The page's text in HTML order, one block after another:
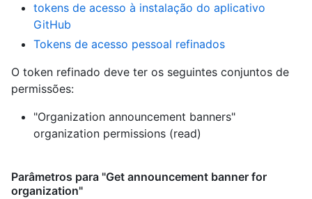
tokens de acesso à instalação do aplicativo
GitHub
Tokens de acesso pessoal refinados
O token refinado deve ter os seguintes conjuntos de
permissões:
"Organization announcement banners"
organization permissions (read)
Parâmetros para "Get announcement banner for
organization"